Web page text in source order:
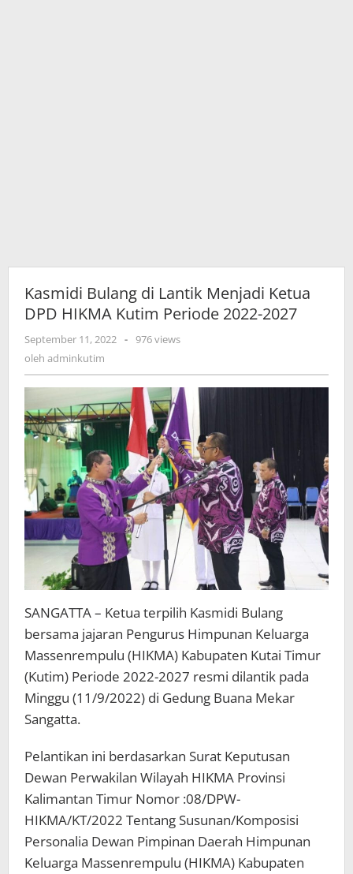
Kasmidi Bulang di Lantik Menjadi Ketua
DPD HIKMA Kutim Periode 2022-2027
September 11, 2022 oleh
- 976 views
oleh adminkutim
SANGATTA – Ketua terpilih Kasmidi Bulang
bersama jajaran Pengurus Himpunan Keluarga
Massenrempulu (HIKMA) Kabupaten Kutai Timur
(Kutim) Periode 2022-2027 resmi dilantik pada
Minggu (11/9/2022) di Gedung Buana Mekar
Sangatta.
Pelantikan ini berdasarkan Surat Keputusan
Dewan Perwakilan Wilayah HIKMA Provinsi
Kalimantan Timur Nomor :08/DPW-
HIKMA/KT/2022 Tentang Susunan/Komposisi
Personalia Dewan Pimpinan Daerah Himpunan
Keluarga Massenrempulu (HIKMA) Kabupaten